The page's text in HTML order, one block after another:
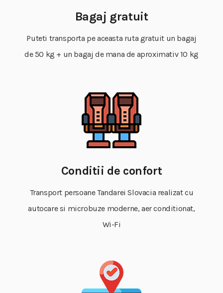
Bagaj gratuit
Puteti transporta pe aceasta ruta gratuit un bagaj
de 50 kg + un bagaj de mana de aproximativ 10 kg
Conditii de confort
Transport persoane Tandarei Slovacia realizat cu
autocare si microbuze moderne, aer conditionat,
Wi-Fi